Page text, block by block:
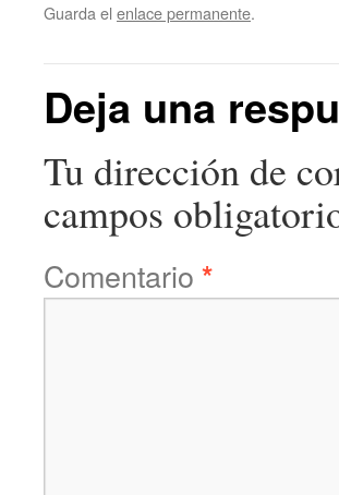
Guarda el enlace permanente.
Deja una
Tu dirección de
campos
Comentario *